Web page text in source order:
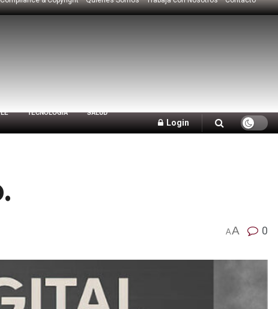
TECNOLOGÍA SALUD
Login
AA 0